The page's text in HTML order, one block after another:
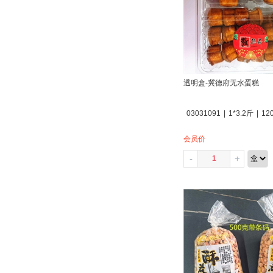
透明盒-冀德府无水蛋糕
03031091 | 1*3.2斤 |
会员价
- +